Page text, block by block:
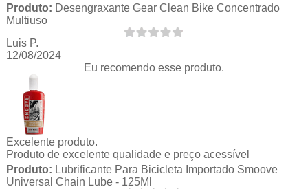
Produto: Desengraxante Gear Clean Bike Concentrado
Multiuso
Luis P.
12/08/2024
Eu recomendo esse produto.
Excelente produto.
Produto de excelente qualidade e preço acessível
Produto: Lubrificante Para Bicicleta Importado Smoove
Universal Chain Lube - 125Ml